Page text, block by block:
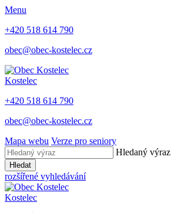
Menu
+420 518 614 790
obec@obec-kostelec.cz
Kostelec
+420 518 614 790
obec@obec-kostelec.cz
Mapa webu Verze pro seniory
Hledaný výraz
Hledat
rozšířené vyhledávání
Kostelec